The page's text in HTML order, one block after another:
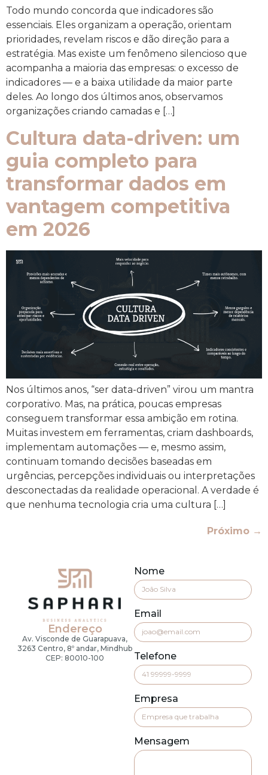
Todo mundo concorda que indicadores são
essenciais. Eles organizam a operação, orientam
prioridades, revelam riscos e dão direção para a
estratégia. Mas existe um fenômeno silencioso que
acompanha a maioria das empresas: o excesso de
indicadores — e a baixa utilidade da maior parte
deles. Ao longo dos últimos anos, observamos
organizações criando camadas e […]
Cultura data-driven: um
guia completo para
transformar dados em
vantagem competitiva
em 2026
Nos últimos anos, “ser data-driven” virou um mantra
corporativo. Mas, na prática, poucas empresas
conseguem transformar essa ambição em rotina.
Muitas investem em ferramentas, criam dashboards,
implementam automações — e, mesmo assim,
continuam tomando decisões baseadas em
urgências, percepções individuais ou interpretações
desconectadas da realidade operacional. A verdade é
que nenhuma tecnologia cria uma cultura […]
Próximo →
Endereço
Av. Visconde de Guarapuava,
3263 Centro, 8º andar, Mindhub
CEP: 80010-100
Nome
Email
Telefone
Empresa
Mensagem